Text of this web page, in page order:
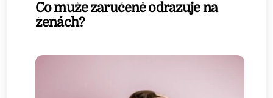
Co muže zaručeně odrazuje na
ženách?